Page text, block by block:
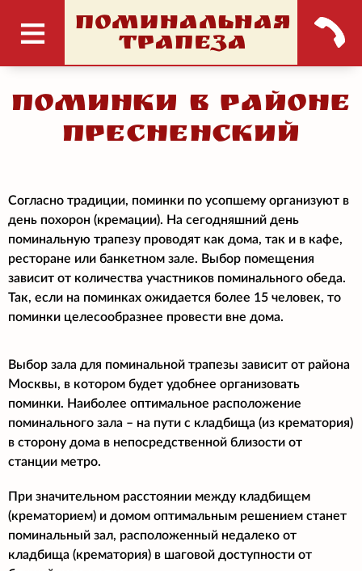
ПОМИНАЛЬНАЯ
ТРАПЕЗА
Поминки в районе
Пресненский
Согласно традиции, поминки по усопшему организуют в
день похорон (кремации). На сегодняшний день
поминальную трапезу проводят как дома, так и в кафе,
ресторане или банкетном зале. Выбор помещения
зависит от количества участников поминального обеда.
Так, если на поминках ожидается более 15 человек, то
поминки целесообразнее провести вне дома.
Выбор зала для поминальной трапезы зависит от района
Москвы, в котором будет удобнее организовать
поминки. Наиболее оптимальное расположение
поминального зала – на пути с кладбища (из крематория)
в сторону дома в непосредственной близости от
станции метро.
При значительном расстоянии между кладбищем
(крематорием) и домом оптимальным решением станет
поминальный зал, расположенный недалеко от
кладбища (крематория) в шаговой доступности от